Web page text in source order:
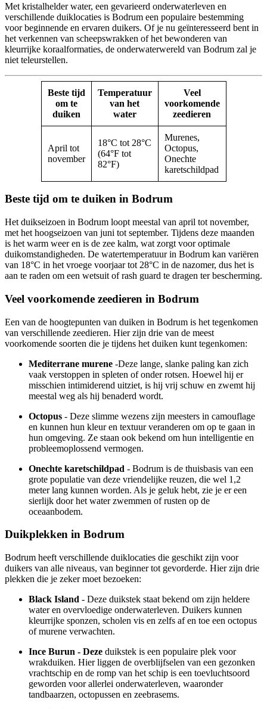
Met kristalhelder water, een gevarieerd onderwaterleven en
verschillende duiklocaties is Bodrum een populaire bestemming
voor beginnende en ervaren duikers. Of je nu geïnteresseerd bent in
het verkennen van scheepswrakken of het bewonderen van
kleurrijke koraalformaties, de onderwaterwereld van Bodrum zal je
niet teleurstellen.
Beste tijd
om te
duiken
Temperatuur
van het
water
Veel
voorkomende
zeedieren
April tot
november
18°C tot 28°C
(64°F tot
82°F)
Murenes,
Octopus,
Onechte
karetschildpad
Beste tijd om te duiken in Bodrum
Het duikseizoen in Bodrum loopt meestal van april tot november,
met het hoogseizoen van juni tot september. Tijdens deze maanden
is het warm weer en is de zee kalm, wat zorgt voor optimale
duikomstandigheden. De watertemperatuur in Bodrum kan variëren
van 18°C in het vroege voorjaar tot 28°C in de nazomer, dus het is
aan te raden om een wetsuit of rash guard te dragen ter bescherming.
Veel voorkomende zeedieren in Bodrum
Een van de hoogtepunten van duiken in Bodrum is het tegenkomen
van verschillende zeedieren. Hier zijn drie van de meest
voorkomende soorten die je tijdens het duiken kunt tegenkomen:
Mediterrane murene -Deze lange, slanke paling kan zich
vaak verstoppen in spleten of onder rotsen. Hoewel hij er
misschien intimiderend uitziet, is hij vrij schuw en zwemt hij
meestal weg als hij benaderd wordt.
Octopus - Deze slimme wezens zijn meesters in camouflage
en kunnen hun kleur en textuur veranderen om op te gaan in
hun omgeving. Ze staan ook bekend om hun intelligentie en
probleemoplossend vermogen.
Onechte karetschildpad - Bodrum is de thuisbasis van een
grote populatie van deze vriendelijke reuzen, die wel 1,2
meter lang kunnen worden. Als je geluk hebt, zie je er een
sierlijk door het water zwemmen of rusten op de
oceaanbodem.
Duikplekken in Bodrum
Bodrum heeft verschillende duiklocaties die geschikt zijn voor
duikers van alle niveaus, van beginner tot gevorderde. Hier zijn drie
plekken die je zeker moet bezoeken:
Black Island - Deze duikstek staat bekend om zijn heldere
water en overvloedige onderwaterleven. Duikers kunnen
kleurrijke sponzen, scholen vis en zelfs af en toe een octopus
of murene verwachten.
Ince Burun - Deze duikstek is een populaire plek voor
wrakduiken. Hier liggen de overblijfselen van een gezonken
vrachtschip en de romp van het schip is een toevluchtsoord
geworden voor allerlei onderwaterleven, waaronder
tandbaarzen, octopussen en zeebrasems.